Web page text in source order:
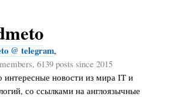
@ telegram,
6139 posts since 2015
интересные новости из мира IT и
со ссылками на англоязычные